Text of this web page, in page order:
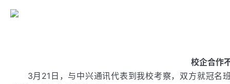
校企合作
3月21日，与中兴通讯代表到我校考察，双方就冠名